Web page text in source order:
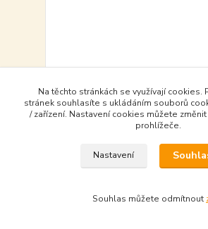
Union Infantryman 1861-65
450,00 Kč
450,00 Kčbez DPH
Do košíku - Add to basket
Na těchto stránkách se využívají cookies.
stránek souhlasíte s ukládáním souborů
/ zařízení. Nastavení cookies můžete
prohlížeče.
Nastavení
Souhlas můžete odmítnout